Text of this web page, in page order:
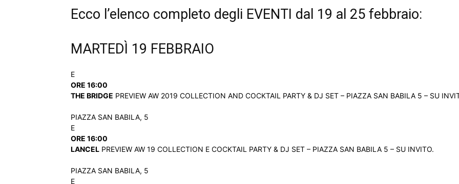
Ecco l’elenco completo degli EVENTI dal 19 al 25 febbraio:
MARTEDÌ 19 FEBBRAIO
E
ORE 16:00
THE BRIDGE PREVIEW AW 2019 COLLECTION AND COCKTAIL PARTY & DJ SET – PIAZZA SAN BABILA 5 – SU
PIAZZA SAN BABILA, 5
E
ORE 16:00
LANCEL PREVIEW AW 19 COLLECTION E COCKTAIL PARTY & DJ SET – PIAZZA SAN BABILA 5 – SU INVITO.
PIAZZA SAN BABILA, 5
E